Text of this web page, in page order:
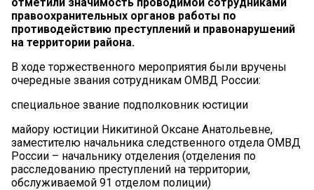
правоохранительных органов работы по
противодействию преступлений и правонарушений
на территории района.
В ходе торжественного мероприятия были вручены
очередные звания сотрудникам ОМВД России:
специальное звание подполковник юстиции
майору юстиции Никитиной Оксане Анатольевне,
заместителю начальника следственного отдела ОМВД
России – начальнику отделения (отделения по
расследованию преступлений на территории,
обслуживаемой 91 отделом полиции)